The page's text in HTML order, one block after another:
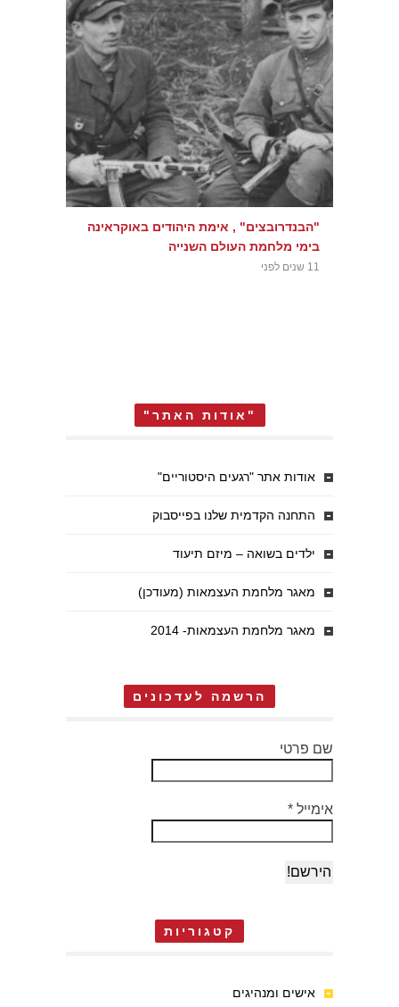
"הבנדרובצים" , אימת היהודים באוקראינה
בימי מלחמת העולם השנייה
11 שנים לפני
"אודות האתר"
אודות אתר "רגעים היסטוריים"
התחנה הקדמית שלנו בפייסבוק
ילדים בשואה – מיזם תיעוד
מאגר מלחמת העצמאות (מעודכן)
מאגר מלחמת העצמאות- 2014
הרשמה לעדכונים
שם פרטי
אימייל *
קטגוריות
אישים ומנהיגים